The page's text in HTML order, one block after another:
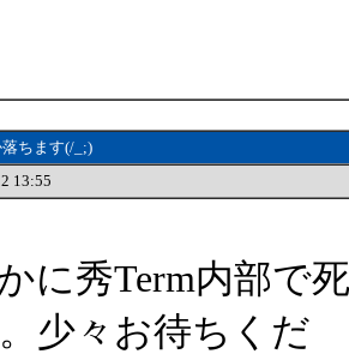
ちます(/_;)
13:55
に秀Term内部で
少々お待ちくだ